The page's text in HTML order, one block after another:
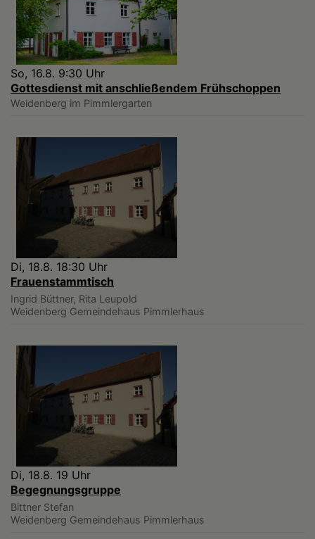
So, 16.8. 9:30 Uhr
Gottesdienst mit anschließendem Frühschoppen
Weidenberg im Pimmlergarten
Di, 18.8. 18:30 Uhr
Frauenstammtisch
Ingrid Büttner, Rita Leupold
Weidenberg Gemeindehaus Pimmlerhaus
Di, 18.8. 19 Uhr
Begegnungsgruppe
Bittner Stefan
Weidenberg Gemeindehaus Pimmlerhaus